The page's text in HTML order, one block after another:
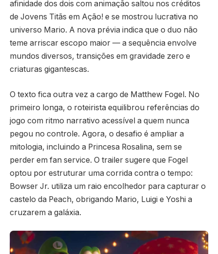
afinidade dos dois com animação saltou nos créditos
de Jovens Titãs em Ação! e se mostrou lucrativa no
universo Mario. A nova prévia indica que o duo não
teme arriscar escopo maior — a sequência envolve
mundos diversos, transições em gravidade zero e
criaturas gigantescas.
O texto fica outra vez a cargo de Matthew Fogel. No
primeiro longa, o roteirista equilibrou referências do
jogo com ritmo narrativo acessível a quem nunca
pegou no controle. Agora, o desafio é ampliar a
mitologia, incluindo a Princesa Rosalina, sem se
perder em fan service. O trailer sugere que Fogel
optou por estruturar uma corrida contra o tempo:
Bowser Jr. utiliza um raio encolhedor para capturar o
castelo da Peach, obrigando Mario, Luigi e Yoshi a
cruzarem a galáxia.